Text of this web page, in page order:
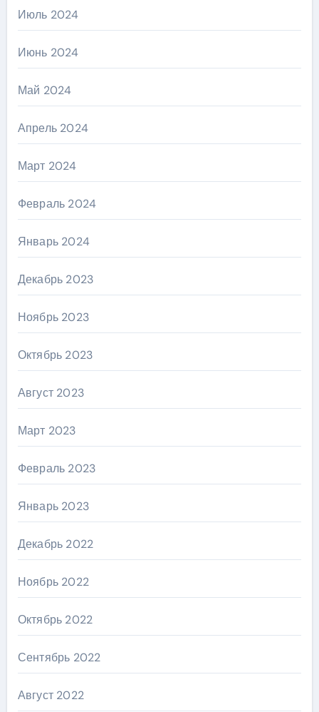
Июль 2024
Июнь 2024
Май 2024
Апрель 2024
Март 2024
Февраль 2024
Январь 2024
Декабрь 2023
Ноябрь 2023
Октябрь 2023
Август 2023
Март 2023
Февраль 2023
Январь 2023
Декабрь 2022
Ноябрь 2022
Октябрь 2022
Сентябрь 2022
Август 2022